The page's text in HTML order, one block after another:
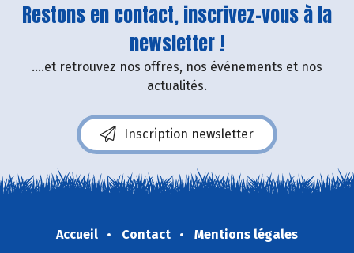
Restons en contact, inscrivez-vous à la
newsletter !
....et retrouvez nos offres, nos événements et nos
actualités.
Inscription newsletter
Accueil Contact
Mentions légales